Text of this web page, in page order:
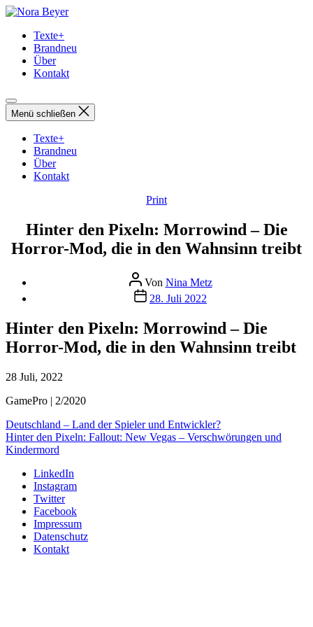
Direkt
Inhalt
wechseln
Nora
Texte+
Brandneu
Über
Kontakt
Menü schließen
Texte+
Brandneu
Über
Kontakt
Kategorien
Print
Hinter den Pixeln: Morrowind – Die
Horror-Mod, die in den Wahnsinn treibt
Beitragsautor
Von Nina Metz
Beitragsdatum
28. Juli 2022
Hinter den Pixeln: Morrowind – Die
Horror-Mod, die in den Wahnsinn treibt
28 Juli, 2022
GamePro | 2/2020
Deutschland – Land der Spieler und Entwickler?
Hinter den Pixeln: Fallout: New Vegas – Verschwörungen und
Kindermord
LinkedIn
Instagram
Twitter
Facebook
Impressum
Datenschutz
Kontakt